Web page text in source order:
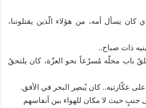
يسأل أمه، من هؤلاء الّذين يقتلوننا،
ذات صباح..
باب محلّه مُسرُعاً نحو العزّة، كان يلتحقُ
عكّازتيه.. كان يُبصِر البحر في الأفق.
جنبٍ حيث لا مكان للهواء بين أنفاسهم